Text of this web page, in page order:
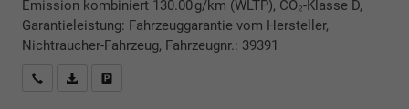
Emission kombiniert 130.00 g/km (WLTP), CO₂-Klasse D,
Garantieleistung: Fahrzeuggarantie vom Hersteller,
Nichtraucher-Fahrzeug, Fahrzeugnr.: 39391
Rückrufbitte absenden
PDF-Datei, Fahrzeugexposé drucken